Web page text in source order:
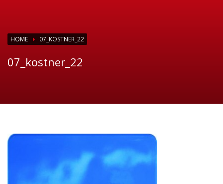
HOME 07_KOSTNER_22
07_kostner_22